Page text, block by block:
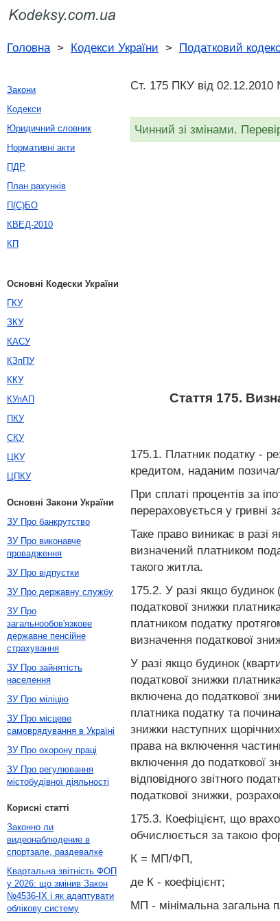
Головна> Кодекси України > Податковий
Ст. 175 ПКУ від
Чинний зі змінами.
Стаття 175.
175.1. Платник податку -
кредитом, наданим
При сплаті процентів за
перераховується у гривні
Таке право виникає в разі
визначений платником
такого житла.
175.2. У разі якщо будинок
податкової знижки
платником податку
визначення податкової
У разі якщо будинок
податкової знижки
включена до податкової
платника податку та
знижки наступних
права на включення
включення до податкової
відповідного звітного
податкової знижки,
175.3. Коефіцієнт, що
обчислюється за такою
К = МП/ФП,
де К - коефіцієнт;
МП - мінімальна загальна
Закони
Кодекси
Юридичний словник
Нормативні акти
ПДР
План рахунків
П(С)БО
КВЕД-2010
КП
Основні Кодески України
ГКУ
ЗКУ
КАСУ
КЗпПУ
ККУ
КУпАП
ПКУ
СКУ
ЦКУ
ЦПКУ
Основні Закони України
ЗУ Про банкрутство
ЗУ Про виконавче
провадження
ЗУ Про відпустки
ЗУ Про державну службу
ЗУ Про
загальнообов'язкове
державне пенсійне
страхування
ЗУ Про зайнятість
населення
ЗУ Про міліцію
ЗУ Про місцеве
самоврядування в Україні
ЗУ Про охорону праці
ЗУ Про регулювання
містобудівної діяльності
Корисні статті
Законно ли
видеонаблюдение в
спортзале, раздевалке
Квартальна звітність ФОП
у 2026: що змінив Закон
№4536-IX і як адаптувати
облікову систему